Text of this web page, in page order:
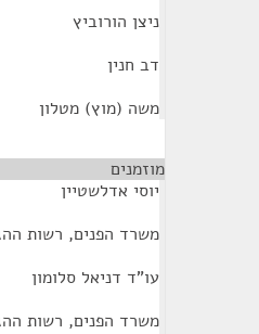
ניצן הורוביץ
דב חנין
משה (מוץ) מטלון
מוזמנים
יוסי אדלשטיין
משרד הפנים, רשות
עו"ד דניאל סלומון
משרד הפנים, רשות